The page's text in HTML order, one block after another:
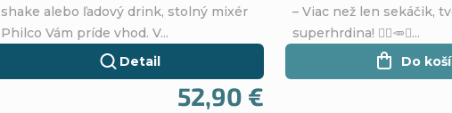
52,90 €
Detail
shake alebo ľadový drink, stolný mixér
Philco Vám príde vhod. V...
Do
– Viac než len sekáčik,
superhrdina! 🦸‍♀️🥕✨...